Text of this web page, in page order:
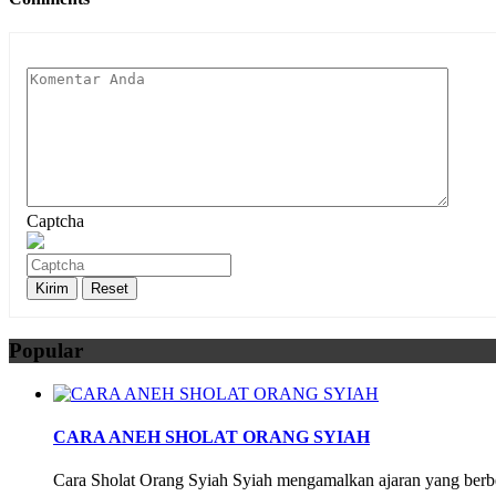
Captcha
Popular
CARA ANEH SHOLAT ORANG SYIAH
Cara Sholat Orang Syiah Syiah mengamalkan ajaran yang